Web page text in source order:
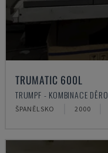
TRUMATIC 600L
TRUMPF - KOMBINACE
ŠPANĚLSKO 2000